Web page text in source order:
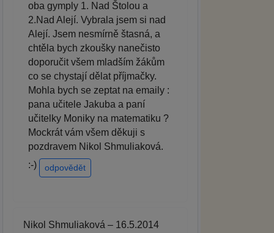
oba gymply 1. Nad Štolou a
2.Nad Alejí. Vybrala jsem si nad
Alejí. Jsem nesmírně štasná, a
chtěla bych zkoušky nanečisto
doporučit všem mladším žákům
co se chystají dělat příjmačky.
Mohla bych se zeptat na emaily :
pana učitele Jakuba a paní
učitelky Moniky na matematiku ?
Mockrát vám všem děkuji s
pozdravem Nikol Shmuliaková.
:-)
odpovědět
Nikol Shmuliaková – 16.5.2014